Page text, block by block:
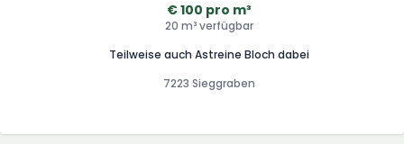
€ 100 pro m³
20 m³ verfügbar
Teilweise auch Astreine Bloch dabei
7223 Sieggraben